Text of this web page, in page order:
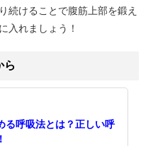
続けることで腹筋上部を鍛え
入れましょう！
ら
る呼吸法とは？正しい呼